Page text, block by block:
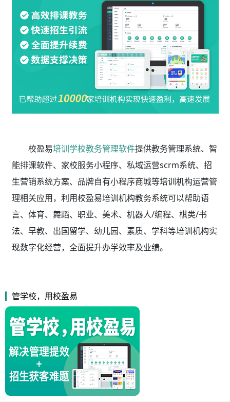
校盈易培训学校教务管理软件提供教务管理系统、智
能排课软件、家校服务小程序、私域运营scrm系统、招
生营销系统方案、品牌自有小程序商城等培训机构运营管
理相关应用，利用校盈易培训机构教务系统可以帮助语
言、体育、舞蹈、职业、美术、机器人/编程、棋类/书
法、早教、出国留学、幼儿园、素质、学科等培训机构实
现数字化经营，全面提升办学效率及业绩。
管学校，用校盈易